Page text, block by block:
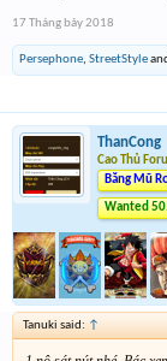
17 Tháng bảy 2018
Persephone, StreetStyle
ThanCong
Cao Thủ
Băng Mũ
Wanted
Tanuki said: ↑